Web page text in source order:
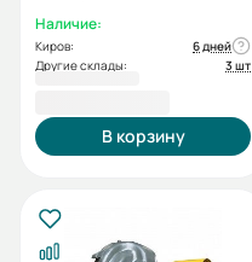
Наличие:
Киров:
6 дней
Другие склады:
3 шт
В корзину